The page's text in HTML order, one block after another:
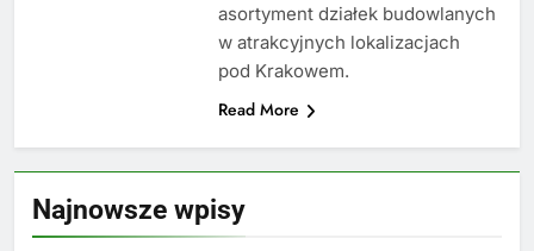
asortyment działek budowlanych
w atrakcyjnych lokalizacjach
pod Krakowem.
Read More
Najnowsze wpisy